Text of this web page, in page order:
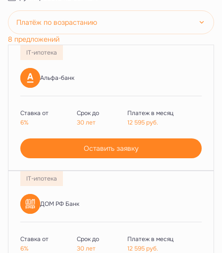
Платёж по возрастанию
8 предложений
IT-ипотека
Альфа-банк
Ставка от
6%
Срок до
30 лет
Платеж в месяц
12 595руб.
Оставить заявку
IT-ипотека
ДОМ РФ Банк
Ставка от
6%
Срок до
30 лет
Платеж в месяц
12 595руб.